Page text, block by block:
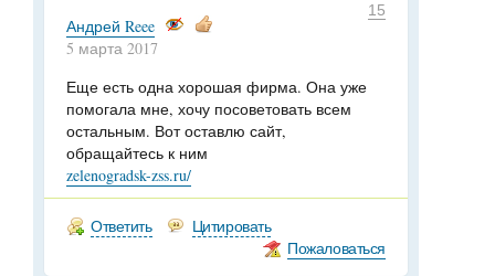
15
Андрей Reee
5 марта 2017
Еще есть одна хорошая фирма. Она уже
помогала мне, хочу посоветовать всем
остальным. Вот оставлю сайт,
обращайтесь к ним
zelenogradsk-zss.ru/
Ответить
Цитировать
Пожаловаться